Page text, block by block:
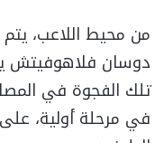
من محيط اللاعب،
دوسان فلاهوفيتش
تلك الفجوة في
في مرحلة أولية،